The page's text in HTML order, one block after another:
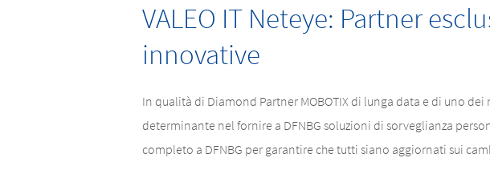
VALEO IT Neteye: Partner
innovative
In qualità di Diamond Partner MOBOTIX di lunga data e di uno
determinante nel fornire a DFNBG soluzioni di sorveglianza
completo a DFNBG per garantire che tutti siano aggiornati sui